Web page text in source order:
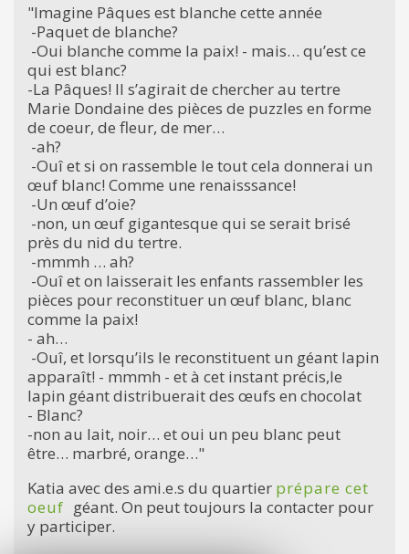
"Imagine Pâques est blanche cette année
-Paquet de blanche?
-Oui blanche comme la paix! - mais… qu’est ce
qui est blanc?
-La Pâques! Il s’agirait de chercher au tertre
Marie Dondaine des pièces de puzzles en forme
de coeur, de fleur, de mer…
-ah?
-Ouî et si on rassemble le tout cela donnerai un
œuf blanc! Comme une renaisssance!
-Un œuf d’oie?
-non, un œuf gigantesque qui se serait brisé
près du nid du tertre.
-mmmh … ah?
-Ouî et on laisserait les enfants rassembler les
pièces pour reconstituer un œuf blanc, blanc
comme la paix!
- ah…
-Ouî, et lorsqu’ils le reconstituent un géant lapin
apparaît! - mmmh - et à cet instant précis,le
lapin géant distribuerait des œufs en chocolat
- Blanc?
-non au lait, noir… et oui un peu blanc peut
être… marbré, orange…"
Katia avec des ami.e.s du quartier prépare cet
oeuf géant. On peut toujours la contacter pour
y participer.